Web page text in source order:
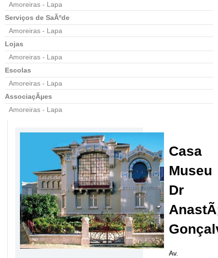
Amoreiras - Lapa
Serviços de SaÃºde
Amoreiras - Lapa
Lojas
Amoreiras - Lapa
Escolas
Amoreiras - Lapa
AssociaçÃµes
Amoreiras - Lapa
Casa
Museu
Dr
Av.